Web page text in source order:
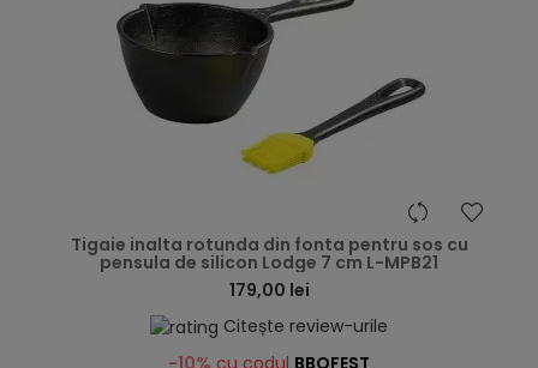
Tigaie inalta rotunda din fonta pentru sos cu
pensula de silicon Lodge 7 cm L-MPB21
179,00 lei
Citește review-urile